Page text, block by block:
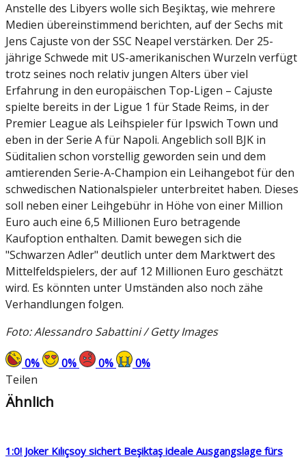
Anstelle des Libyers wolle sich Beşiktaş, wie mehrere
Medien übereinstimmend berichten, auf der Sechs mit
Jens Cajuste von der SSC Neapel verstärken. Der 25-
jährige Schwede mit US-amerikanischen Wurzeln verfügt
trotz seines noch relativ jungen Alters über viel
Erfahrung in den europäischen Top-Ligen – Cajuste
spielte bereits in der Ligue 1 für Stade Reims, in der
Premier League als Leihspieler für Ipswich Town und
eben in der Serie A für Napoli. Angeblich soll BJK in
Süditalien schon vorstellig geworden sein und dem
amtierenden Serie-A-Champion ein Leihangebot für den
schwedischen Nationalspieler unterbreitet haben. Dieses
soll neben einer Leihgebühr in Höhe von einer Million
Euro auch eine 6,5 Millionen Euro betragende
Kaufoption enthalten. Damit bewegen sich die
"Schwarzen Adler" deutlich unter dem Marktwert des
Mittelfeldspielers, der auf 12 Millionen Euro geschätzt
wird. Es könnten unter Umständen also noch zähe
Verhandlungen folgen.
Foto: Alessandro Sabattini / Getty Images
0% 0% 0% 0%
Teilen
Ähnlich
1:0! Joker Kılıçsoy sichert Beşiktaş ideale Ausgangslage fürs